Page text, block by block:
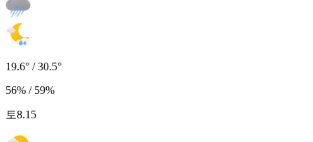
19.6° / 30.5°
56% / 59%
토8.15